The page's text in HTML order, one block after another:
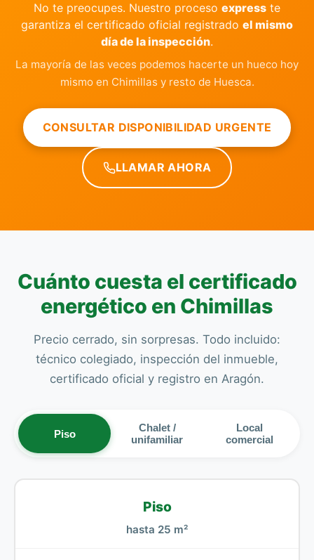
No te preocupes. Nuestro proceso express te
garantiza el certificado oficial registrado el mismo
día de la inspección.
La mayoría de las veces podemos hacerte un hueco hoy
mismo en Chimillas y resto de Huesca.
CONSULTAR DISPONIBILIDAD URGENTE
LLAMAR AHORA
Cuánto cuesta el certificado
energético en Chimillas
Precio cerrado, sin sorpresas. Todo incluido:
técnico colegiado, inspección del inmueble,
certificado oficial y registro en Aragón.
Piso
Chalet /
unifamiliar
Local
comercial
Piso
hasta 25 m²